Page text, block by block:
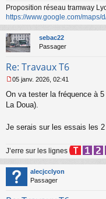
n
o
n
l
u
Proposition réseau tramway
https://www.google.com/maps/
sebac22
Passager
Re: Travaux T6
e
s
g
n
n
l
u
05 janv. 2026, 02:41
On va tester la fréquence à
La Doua).
Je serais sur les essais les 2
J’erre sur les lignes
alecjcclyon
Passager